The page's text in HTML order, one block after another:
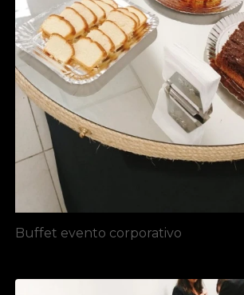
Buffet evento corporativo